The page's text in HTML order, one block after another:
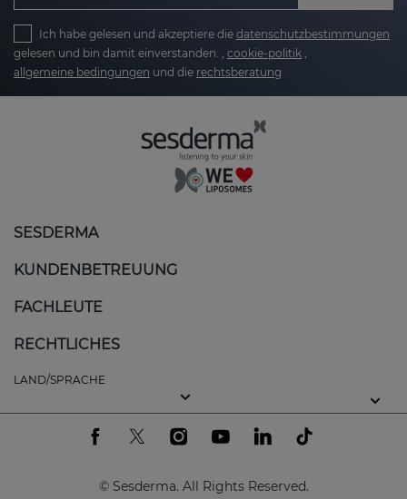
Ich habe gelesen und akzeptiere die datenschutzbestimmungen
gelesen und bin damit einverstanden. , cookie-politik
allgemeine bedingungen und die rechtsberatung
SESDERMA
KUNDENBETREUUNG
FACHLEUTE
RECHTLICHES
LAND/SPRACHE
© Sesderma. All Rights Reserved.